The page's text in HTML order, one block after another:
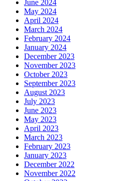
June 2024
May 2024
April 2024
March 2024
February 2024
January 2024
December 2023
November 2023
October 2023
September 2023
August 2023
July 2023
June 2023
May 2023
April 2023
March 2023
February 2023
January 2023
December 2022
November 2022